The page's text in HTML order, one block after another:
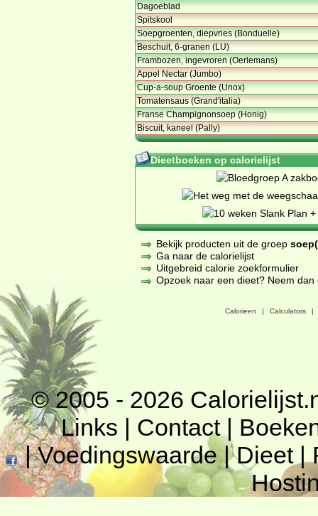
Dagoeblad
Spitskool
Soepgroenten, diepvries (Bonduelle)
Beschuit, 6-granen (LU)
Frambozen, ingevroren (Oerlemans)
Appel Nectar (Jumbo)
Cup-a-soup Groente (Unox)
Tomatensaus (Grand'italia)
Franse Champignonsoep (Honig)
Biscuit, kaneel (Pally)
Dieetboeken op calorielijst
Bekijk producten uit de groep
Ga naar de calorielijst
Uitgebreid calorie zoekformulier
Opzoek naar een dieet? Neem
Calorieen | Calculators |
© 2005 - 2026
Links | Contact|
|Voedingswaarde|Dieet|